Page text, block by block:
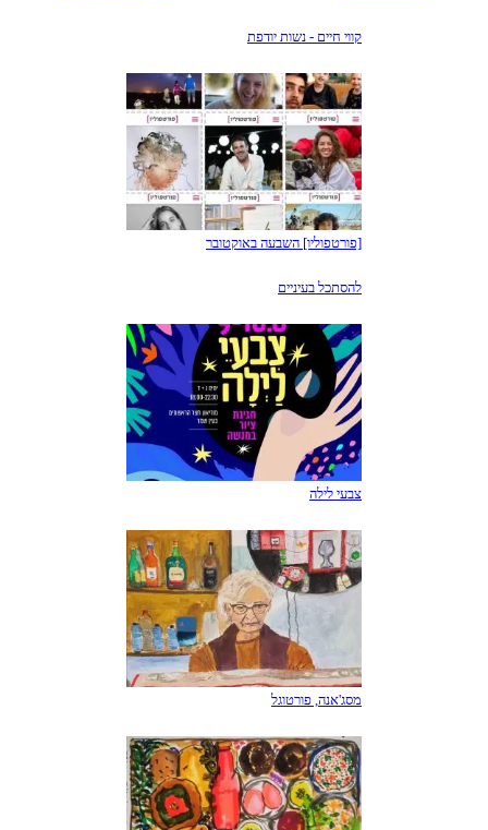
קווי חיים - נשות יודפת
[פורטפוליו] השבעה באוקטובר
להסתכל בעיניים
צבעי לילה
מסג'אנה, פורטוגל